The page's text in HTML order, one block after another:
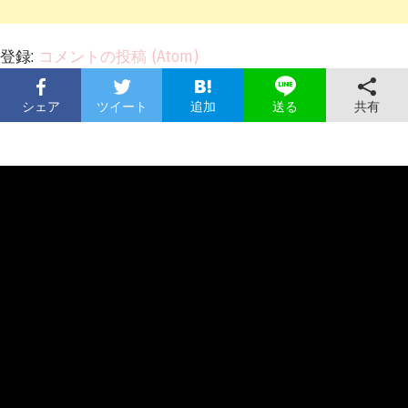
登録: コメントの投稿 (Atom)
シェア ツイート 追加 送る 共有